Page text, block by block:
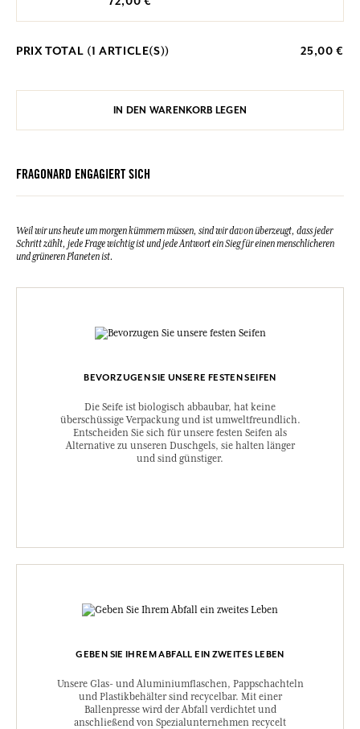
PRIX TOTAL (1 ARTICLE(S)) 25,00 €
IN DEN WARENKORB LEGEN
FRAGONARD ENGAGIERT SICH
Weil wir uns heute um morgen kümmern müssen, sind wir davon überzeugt, dass jeder
Schritt zählt, jede Frage wichtig ist und jede Antwort ein Sieg für einen menschlicheren
und grüneren Planeten ist.
BEVORZUGEN SIE UNSERE FESTEN SEIFEN
Die Seife ist biologisch abbaubar, hat keine
überschüssige Verpackung und ist umweltfreundlich.
Entscheiden Sie sich für unsere festen Seifen als
Alternative zu unseren Duschgels, sie halten länger
und sind günstiger.
GEBEN SIE IHREM ABFALL EIN ZWEITES LEBEN
Unsere Glas- und Aluminiumflaschen, Pappschachteln
und Plastikbehälter sind recycelbar. Mit einer
Ballenpresse wird der Abfall verdichtet und
anschließend von Spezialunternehmen recycelt